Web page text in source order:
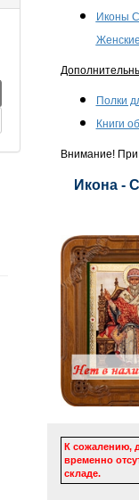
Иконы
Полки
Книги
Внимание! При
Икона -
К сожалению,
временно
складе.